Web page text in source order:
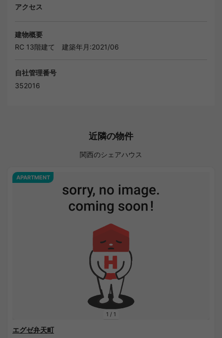
アクセス
建物概要
RC 13階建て
建築年月:2021/06
自社管理番号
352016
近隣の物件
関西のシェアハウス
1 / 1
APARTMENT
エグゼ弁天町